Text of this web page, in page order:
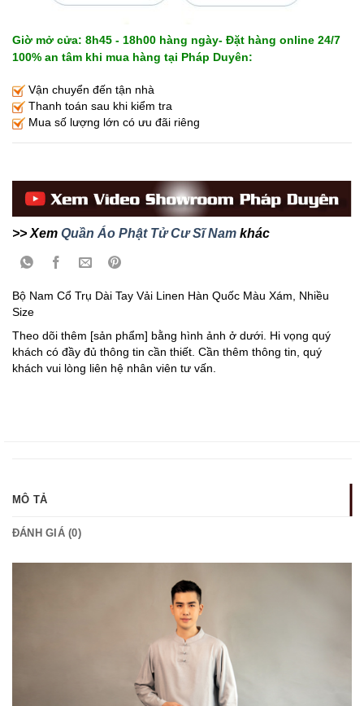
Giờ mở cửa: 8h45 - 18h00 hàng ngày- Đặt hàng online 24/7
100% an tâm khi mua hàng tại Pháp Duyên:
Vận chuyển đến tận nhà
Thanh toán sau khi kiểm tra
Mua số lượng lớn có ưu đãi riêng
>> Xem Quần Áo Phật Tử Cư Sĩ Nam khác
Bộ Nam Cổ Trụ Dài Tay Vải Linen Hàn Quốc Màu Xám, Nhiều
Size
Theo dõi thêm [sản phẩm] bằng hình ảnh ở dưới. Hi vọng quý
khách có đầy đủ thông tin cần thiết. Cần thêm thông tin, quý
khách vui lòng liên hệ nhân viên tư vấn.
MÔ TẢ
ĐÁNH GIÁ (0)